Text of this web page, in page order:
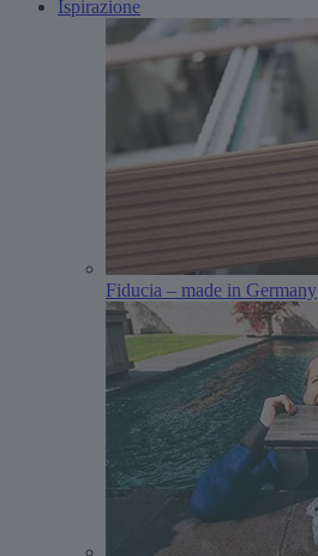
Ispirazione
Fiducia – made in Germany